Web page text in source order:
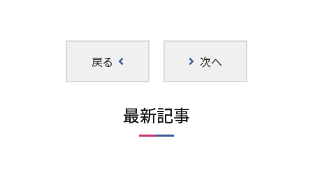
戻る 次へ
最新記事